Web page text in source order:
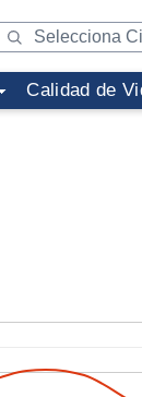
Calidad de